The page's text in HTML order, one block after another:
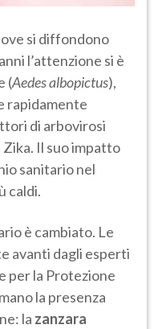
si diffondono
l’attenzione si è
(Aedes albopictus),
rapidamente
di arbovirosi
Il suo impatto
sanitario nel
caldi.
è cambiato. Le
avanti dagli esperti
per la Protezione
la presenza
la zanzara